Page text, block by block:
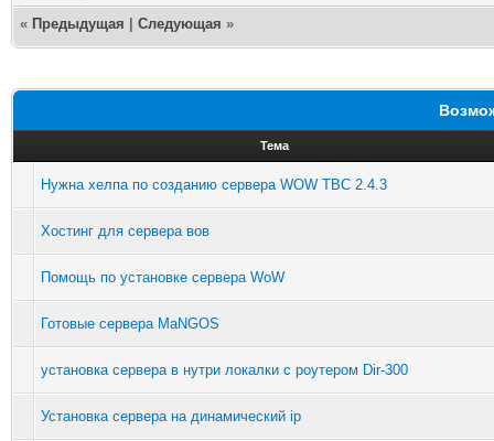
« Предыдущая Следующая »
Тема
Нужна хелпа по созданию сервера WOW TBC 2.4.3
Хостинг для сервера вов
Помощь по установке сервера WoW
Готовые сервера MaNGOS
установка сервера в нутри локалки с роутером Dir-300
Установка сервера на динамический ip